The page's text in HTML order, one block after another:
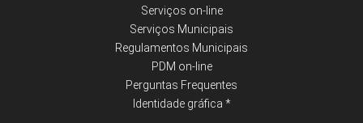
Serviços on-line
Serviços Municipais
Regulamentos Municipais
PDM on-line
Perguntas Frequentes
Identidade gráfica *